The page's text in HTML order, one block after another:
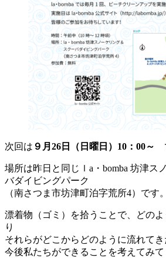
次回は ９月26日（日曜日）10：00～
場所は昨日と同じｌa・bomba 坊津ス
バダイビングパーク
（南さつま市坊津町泊字荒所4）です。
漂着物（ゴミ）を拾うことで、どの
り
それらがどこからどのように流れて
今後私たちができることを考えてみて